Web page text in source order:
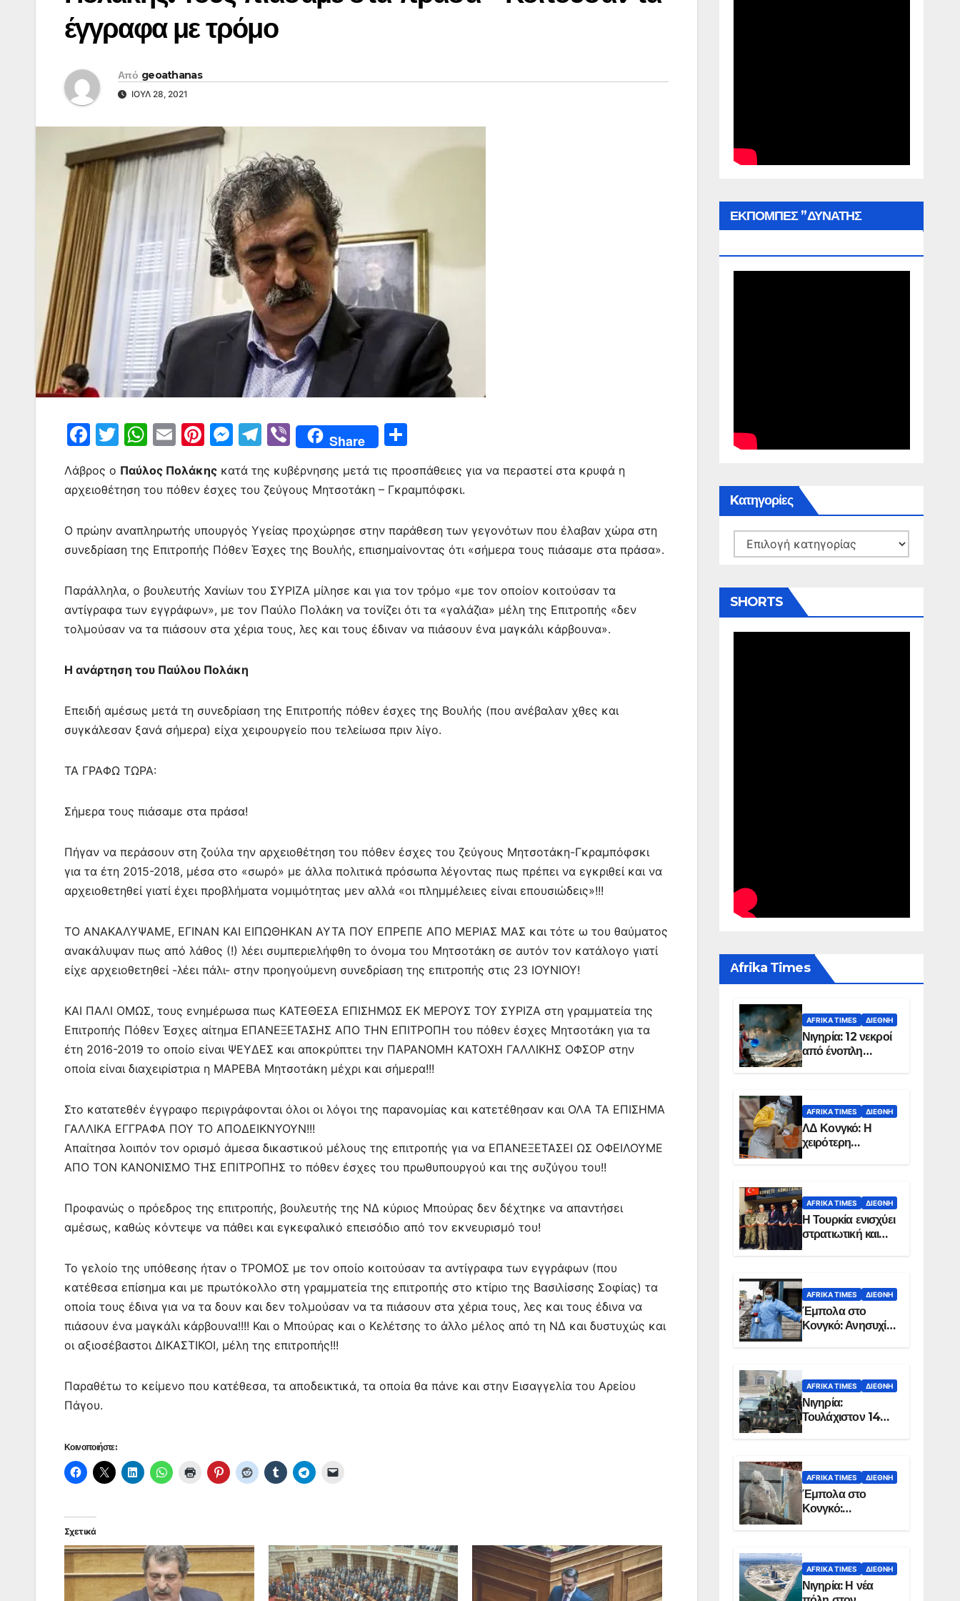
έγγραφα με τρόμο
Από geoathanas
ΙΟΎΛ 28, 2021
F
c
e
b
o
k
T
itt
er
W
at
s
A
p
E
ai
l
Pi
er
e
st
M
s
s
e
n
er
T
e
gr
a
m
Vi
b
er
Share
ρ
α
σ
τε
ε
Λάβρος ο Παύλος Πολάκης κατά της κυβέρνησης μετά τις προσπάθειες για να περαστεί στα κρυφά η
αρχειοθέτηση του πόθεν έσχες του ζεύγους Μητσοτάκη – Γκραμπόφσκι.
Ο πρώην αναπληρωτής υπουργός Υγείας προχώρησε στην παράθεση των γεγονότων που έλαβαν χώρα στη
συνεδρίαση της Επιτροπής Πόθεν Έσχες της Βουλής, επισημαίνοντας ότι «σήμερα τους πιάσαμε στα πράσα».
Παράλληλα, ο βουλευτής Χανίων του ΣΥΡΙΖΑ μίλησε και για τον τρόμο «με τον οποίον κοιτούσαν τα
αντίγραφα των εγγράφων», με τον Παύλο Πολάκη να τονίζει ότι τα «γαλάζια» μέλη της Επιτροπής «δεν
τολμούσαν να τα πιάσουν στα χέρια τους, λες και τους έδιναν να πιάσουν ένα μαγκάλι κάρβουνα».
Η ανάρτηση του Παύλου Πολάκη
Επειδή αμέσως μετά τη συνεδρίαση της Επιτροπής πόθεν έσχες της Βουλής (που ανέβαλαν χθες και
συγκάλεσαν ξανά σήμερα) είχα χειρουργείο που τελείωσα πριν λίγο.
ΤΑ ΓΡΑΦΩ ΤΩΡΑ:
Σήμερα τους πιάσαμε στα πράσα!
Πήγαν να περάσουν στη ζούλα την αρχειοθέτηση του πόθεν έσχες του ζεύγους Μητσοτάκη-Γκραμπόφσκι
για τα έτη 2015-2018, μέσα στο «σωρό» με άλλα πολιτικά πρόσωπα λέγοντας πως πρέπει να εγκριθεί και να
αρχειοθετηθεί γιατί έχει προβλήματα νομιμότητας μεν αλλά «οι πλημμέλειες είναι επουσιώδεις»!!!
ΤΟ ΑΝΑΚΑΛΥΨΑΜΕ, ΕΓΙΝΑΝ ΚΑΙ ΕΙΠΩΘΗΚΑΝ ΑΥΤΑ ΠΟΥ ΕΠΡΕΠΕ ΑΠΟ ΜΕΡΙΑΣ ΜΑΣ και τότε ω του θαύματος
ανακάλυψαν πως από λάθος (!) λέει συμπεριελήφθη το όνομα του Μητσοτάκη σε αυτόν τον κατάλογο γιατί
είχε αρχειοθετηθεί -λέει πάλι- στην προηγούμενη συνεδρίαση της επιτροπής στις 23 ΙΟΥΝΙΟΥ!
ΚΑΙ ΠΑΛΙ ΟΜΩΣ, τους ενημέρωσα πως ΚΑΤΕΘΕΣΑ ΕΠΙΣΗΜΩΣ ΕΚ ΜΕΡΟΥΣ ΤΟΥ ΣΥΡΙΖΑ στη γραμματεία της
Επιτροπής Πόθεν Έσχες αίτημα ΕΠΑΝΕΞΕΤΑΣΗΣ ΑΠΟ ΤΗΝ ΕΠΙΤΡΟΠΗ του πόθεν έσχες Μητσοτάκη για τα
έτη 2016-2019 το οποίο είναι ΨΕΥΔΕΣ και αποκρύπτει την ΠΑΡΑΝΟΜΗ ΚΑΤΟΧΗ ΓΑΛΛΙΚΗΣ ΟΦΣΟΡ στην
οποία είναι διαχειρίστρια η ΜΑΡΕΒΑ Μητσοτάκη μέχρι και σήμερα!!!
Στο κατατεθέν έγγραφο περιγράφονται όλοι οι λόγοι της παρανομίας και κατετέθησαν και ΟΛΑ ΤΑ ΕΠΙΣΗΜΑ
ΓΑΛΛΙΚΑ ΕΓΓΡΑΦΑ ΠΟΥ ΤΟ ΑΠΟΔΕΙΚΝΥΟΥΝ!!!
Απαίτησα λοιπόν τον ορισμό άμεσα δικαστικού μέλους της επιτροπής για να ΕΠΑΝΕΞΕΤΑΣΕΙ ΩΣ ΟΦΕΙΛΟΥΜΕ
ΑΠΟ ΤΟΝ ΚΑΝΟΝΙΣΜΟ ΤΗΣ ΕΠΙΤΡΟΠΗΣ το πόθεν έσχες του πρωθυπουργού και της συζύγου του!!
Προφανώς ο πρόεδρος της επιτροπής, βουλευτής της ΝΔ κύριος Μπούρας δεν δέχτηκε να απαντήσει
αμέσως, καθώς κόντεψε να πάθει και εγκεφαλικό επεισόδιο από τον εκνευρισμό του!
Το γελοίο της υπόθεσης ήταν ο ΤΡΟΜΟΣ με τον οποίο κοιτούσαν τα αντίγραφα των εγγράφων (που
κατέθεσα επίσημα και με πρωτόκολλο στη γραμματεία της επιτροπής στο κτίριο της Βασιλίσσης Σοφίας) τα
οποία τους έδινα για να τα δουν και δεν τολμούσαν να τα πιάσουν στα χέρια τους, λες και τους έδινα να
πιάσουν ένα μαγκάλι κάρβουνα!!!! Και ο Μπούρας και ο Κελέτσης το άλλο μέλος από τη ΝΔ και δυστυχώς και
οι αξιοσέβαστοι ΔΙΚΑΣΤΙΚΟΙ, μέλη της επιτροπής!!!
Παραθέτω το κείμενο που κατέθεσα, τα αποδεικτικά, τα οποία θα πάνε και στην Εισαγγελία του Αρείου
Πάγου.
Κοινοποιήστε:
Σχετικά
ΕΚΠΟΜΠΕΣ ”ΔΥΝΑΤΗΣ
Kατηγορίες
Kατηγορίες
SHORTS
Αfrika Times
AFRIKA TIMES ΔΙΕΘΝΉ
Νιγηρία: 12 νεκροί
από ένοπλη
επίθεση σε χωριό
AFRIKA TIMES ΔΙΕΘΝΉ
ΛΔ Κονγκό: Η
χειρότερη
επιδημία Έμπολα
χώρας
AFRIKA TIMES ΔΙΕΘΝΉ
Η Τουρκία ενισχύει
στρατιωτική και
ενεργειακή
Σομαλία
AFRIKA TIMES ΔΙΕΘΝΉ
Έμπολα στο
Κονγκό: Ανησυχία
για τη μεγάλη
AFRIKA TIMES ΔΙΕΘΝΉ
Νιγηρία:
Τουλάχιστον 14
νεκροί από
στην Οτούκπο
AFRIKA TIMES ΔΙΕΘΝΉ
Έμπολα στο
Κονγκό:
Ξεπέρασαν τους
AFRIKA TIMES ΔΙΕΘΝΉ
Νιγηρία: Η νέα